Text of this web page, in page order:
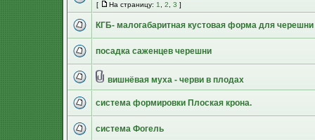
[ На страницу: 1 2 3 ]
КГБ- малогабаритная кустовая форма для черешни
посадка саженцев черешни
вишнёвая муха - черви в плодах
система формировки Плоская крона.
система Фогель